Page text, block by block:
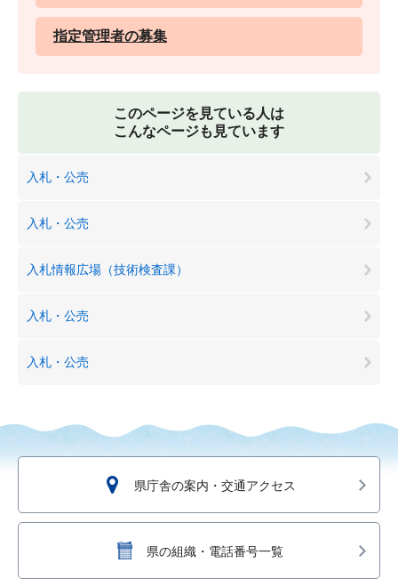
指定管理者の募集
このページを見ている人は
こんなページも見ています
入札・公売
入札・公売
入札情報広場（技術検査課）
入札・公売
入札・公売
県庁舎の案内・交通アクセス
県の組織・電話番号一覧